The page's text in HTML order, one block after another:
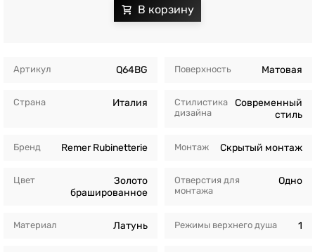
Артикул Q64BG
Страна Италия
Бренд Remer Rubinetterie
Цвет
Золото
брашированное
Материал Латунь
Поверхность Матовая
Стилистика
дизайна
Современный
стиль
Монтаж Скрытый монтаж
Отверстия для
монтажа
Одно
Режимы верхнего душа 1